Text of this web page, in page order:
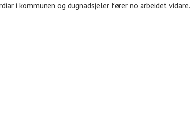
i kommunen og dugnadsjeler fører no arbeidet vidare.